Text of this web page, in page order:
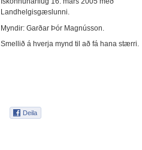
Landhelgisgæslunni.
Myndir: Garðar Þór Magnússon.
Smellið á hverja mynd til að fá hana stærri.